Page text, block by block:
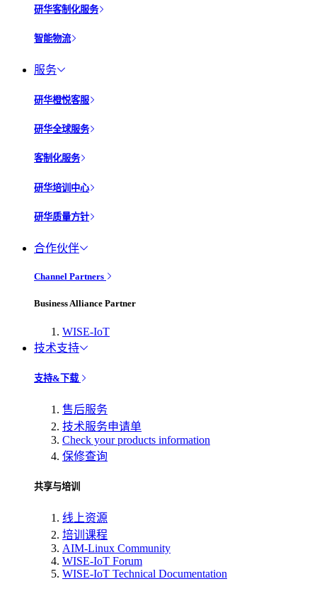
研华客制化服务
智能物流
服务
研华橙悦客服
研华全球服务
客制化服务
研华培训中心
研华质量方针
合作伙伴
Channel Partners
Business Alliance Partner
WISE-IoT
技术支持
支持&下载
售后服务
技术服务申请单
Check your products information
保修查询
共享与培训
线上资源
培训课程
AIM-Linux Community
WISE-IoT Forum
WISE-IoT Technical Documentation